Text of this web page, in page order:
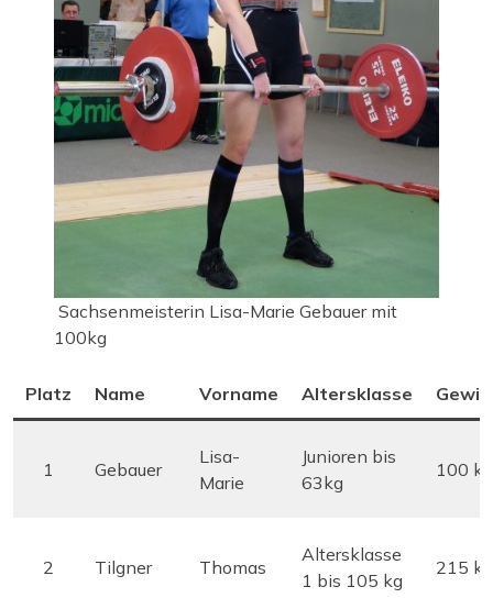
Sachsenmeisterin Lisa-Marie Gebauer mit
100kg
Platz Name Vorname Altersklasse
1 Gebauer
Lisa-
Marie
Junioren bis
63kg
100 kg
2 Tilgner Thomas
Altersklasse
1 bis 105 kg
215 kg